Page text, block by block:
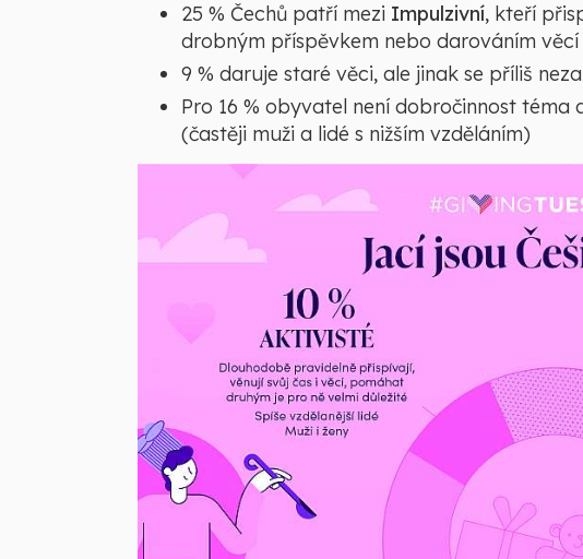
25 % Čechů patří mezi Impulzivní, kteří
drobným příspěvkem nebo darováním
9 % daruje staré věci, ale jinak se příliš
Pro 16 % obyvatel není dobročinnost téma
(častěji muži a lidé s nižším vzděláním)